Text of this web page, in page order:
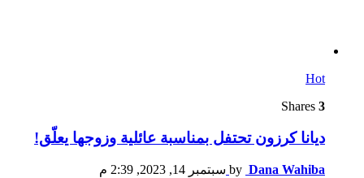
Hot
3
ديانا كرزون تحتفل بمناسبة عائلية وزوجها يعلّق!
by Dana Wahiba سبتمبر 14, 2023, 2:39 م